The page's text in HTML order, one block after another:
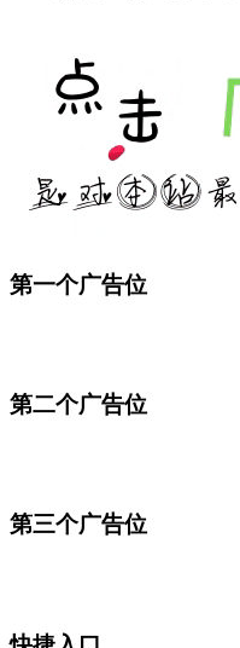
第一个广告位
第二个广告位
第三个广告位